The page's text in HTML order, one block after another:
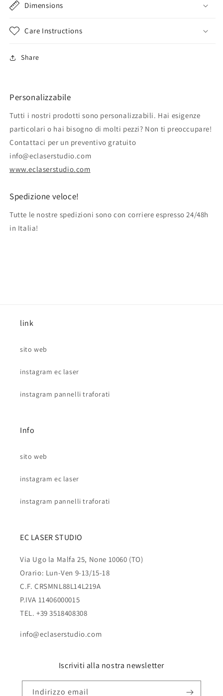
Dimensions
Care Instructions
Share
Personalizzabile
Tutti i nostri prodotti sono personalizzabili. Hai esigenze
particolari o hai bisogno di molti pezzi? Non ti preoccupare!
Contattaci per un preventivo gratuito
info@eclaserstudio.com
www.eclaserstudio.com
Spedizione veloce!
Tutte le nostre spedizioni sono con corriere espresso 24/48h
in Italia!
link
sito web
instagram ec laser
instagram pannelli traforati
Info
sito web
instagram ec laser
instagram pannelli traforati
EC LASER STUDIO
Via Ugo la Malfa 25, None 10060 (TO)
Orario: Lun-Ven 9-13/15-18
C.F. CRSMNL88L14L219A
P.IVA 11406000015
TEL. +39 3518408308
info@eclaserstudio.com
Iscriviti alla nostra newsletter
Indirizzo email